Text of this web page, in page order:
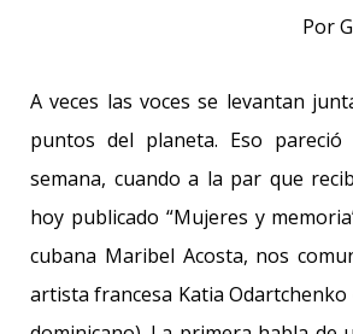
Por
A veces las voces se levantan
puntos del planeta. Eso pareció
semana, cuando a la par que
hoy publicado “Mujeres y
cubana Maribel Acosta, nos
artista francesa Katia